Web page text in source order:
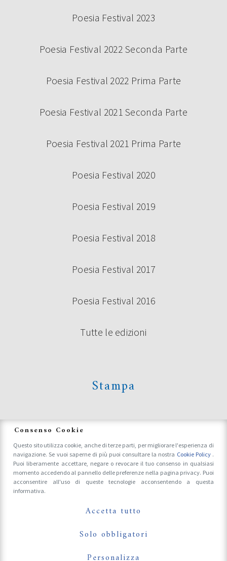
Poesia Festival 2023
Poesia Festival 2022 Seconda Parte
Poesia Festival 2022 Prima Parte
Poesia Festival 2021 Seconda Parte
Poesia Festival 2021 Prima Parte
Poesia Festival 2020
Poesia Festival 2019
Poesia Festival 2018
Poesia Festival 2017
Poesia Festival 2016
Tutte le edizioni
Stampa
Accrediti Stampa e Fotografi
Follow Us On
Consenso Cookie
Questo sito utilizza cookie, anche di terze parti, per migliorare l'esperienza di
navigazione. Se vuoi saperne di più puoi consultare la nostra Cookie Policy .
Puoi liberamente accettare, negare o revocare il tuo consenso in qualsiasi
momento accedendo al pannello delle preferenze nella pagina privacy. Puoi
acconsentire all'uso di queste tecnologie acconsentendo a questa
informativa.
Accetta tutto
Solo obbligatori
Personalizza